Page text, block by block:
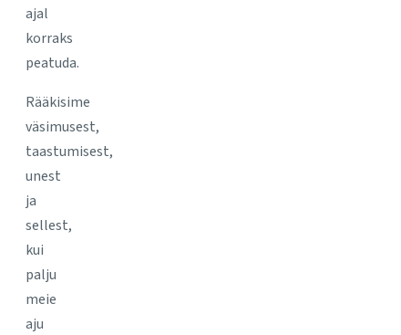
ajal
korraks
peatuda.
Rääkisime
väsimusest,
taastumisest,
unest
ja
sellest,
kui
palju
meie
aju